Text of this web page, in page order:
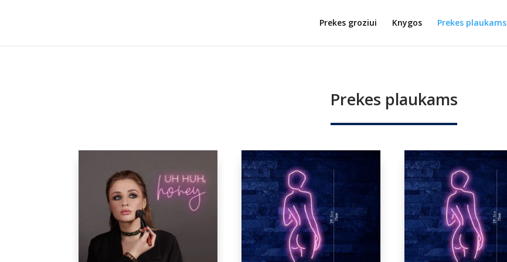
Prekes groziui Knygos Prekes plaukams
Prekes plaukams